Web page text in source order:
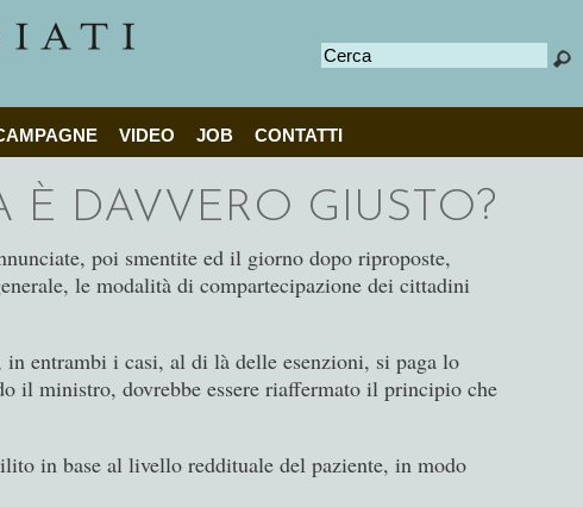
Cerca
VIDEO JOB CONTATTI
È DAVVERO GIUSTO?
poi smentite ed il giorno dopo riproposte,
le modalità di compartecipazione dei cittadini
entrambi i casi, al di là delle esenzioni, si paga lo
il ministro, dovrebbe essere riaffermato il principio che
in base al livello reddituale del paziente, in modo